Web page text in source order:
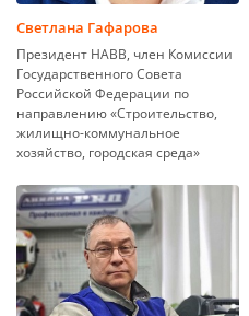
Светлана Гафарова
Президент НАВВ, член Комиссии
Государственного Совета
Российской Федерации по
направлению «Строительство,
жилищно-коммунальное
хозяйство, городская среда»